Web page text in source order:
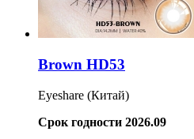
Brown HD53
Eyeshare (Китай)
Срок годности 2026.09